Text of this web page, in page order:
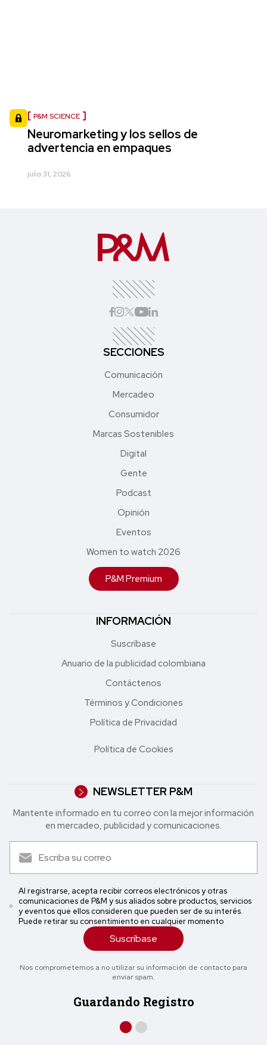
P&M SCIENCE
Neuromarketing y los sellos de
advertencia en empaques
julio 31, 2026
SECCIONES
Comunicación
Mercadeo
Consumidor
Marcas Sostenibles
Digital
Gente
Podcast
Opinión
Eventos
Women to watch 2026
P&M Premium
INFORMACIÓN
Suscríbase
Anuario de la publicidad colombiana
Contáctenos
Términos y Condiciones
Política de Privacidad
Política de Cookies
NEWSLETTER P&M
Mantente informado en tu correo con la mejor in formación
en mercadeo, publicidad y comunicaciones.
Al registrarse, acepta recibir correos electrónicos y otras
comunicaciones de P&M y sus aliados sobre productos, servicios
y eventos que ellos consideren que pueden ser de su interés.
Puede retirar su consentimiento en cualquier momento
Suscríbase
Nos comprometemos a no utilizar su información de contacto para
enviar spam.
Guardando Registro